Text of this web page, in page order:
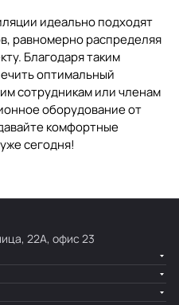
идеально подходят
равномерно распределяя
Благодаря таким
оптимальный
сотрудникам или членам
оборудование от
комфортные
сегодня!
22А, офис 23